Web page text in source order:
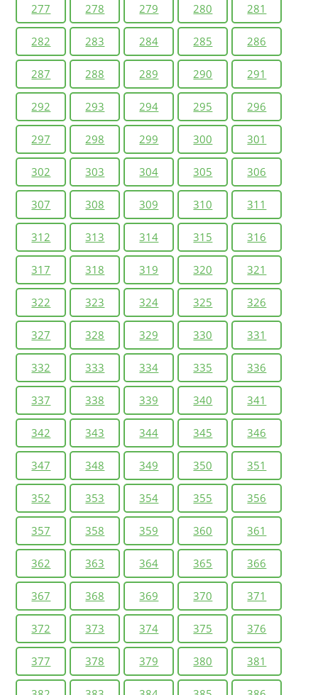
277 278 279 280 281
282 283 284 285 286
287 288 289 290 291
292 293 294 295 296
297 298 299 300 301
302 303 304 305 306
307 308 309 310 311
312 313 314 315 316
317 318 319 320 321
322 323 324 325 326
327 328 329 330 331
332 333 334 335 336
337 338 339 340 341
342 343 344 345 346
347 348 349 350 351
352 353 354 355 356
357 358 359 360 361
362 363 364 365 366
367 368 369 370 371
372 373 374 375 376
377 378 379 380 381